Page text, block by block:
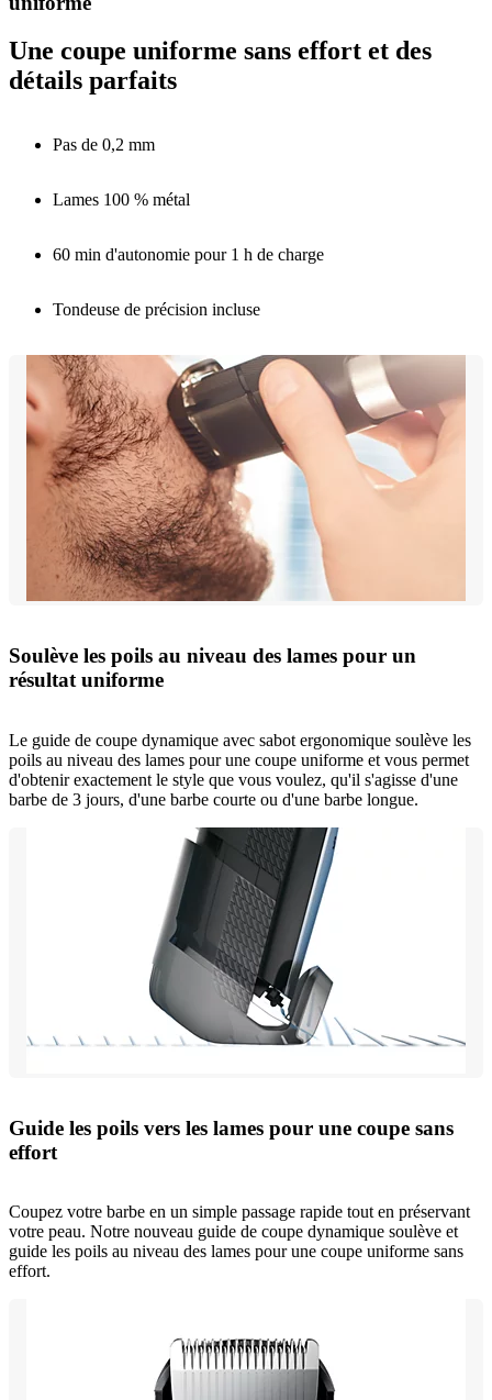
Une coupe uniforme sans effort et des
détails parfaits
Pas de 0,2 mm
Lames 100 % métal
60 min d'autonomie pour 1 h de charge
Tondeuse de précision incluse
Soulève les poils au niveau des lames pour un
résultat uniforme
Le guide de coupe dynamique avec sabot ergonomique soulève les
poils au niveau des lames pour une coupe uniforme et vous permet
d'obtenir exactement le style que vous voulez, qu'il s'agisse d'une
barbe de 3 jours, d'une barbe courte ou d'une barbe longue.
Guide les poils vers les lames pour une coupe sans
effort
Coupez votre barbe en un simple passage rapide tout en préservant
votre peau. Notre nouveau guide de coupe dynamique soulève et
guide les poils au niveau des lames pour une coupe uniforme sans
effort.